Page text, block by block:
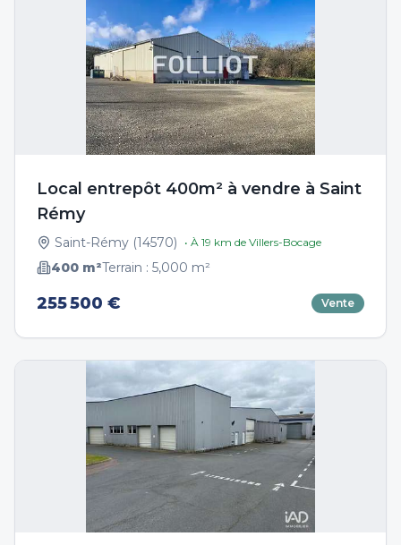
Local entrepôt 400m² à vendre à Saint
Rémy
Saint-Rémy (14570) • À 19 km de Villers-Bocage
400 m²Terrain : 5,000 m²
255 500 € Vente